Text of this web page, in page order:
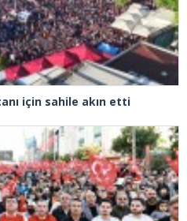
için sahile akın etti